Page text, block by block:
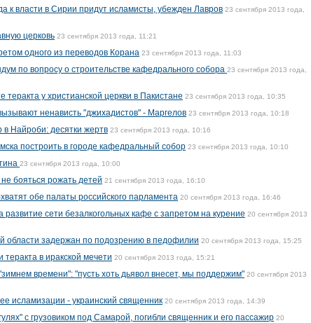
к власти в Сирии придут исламисты, убежден Лавров 23 сентября 2013 года,
церковь 23 сентября 2013 года, 11:21
одного из переводов Корана 23 сентября 2013 года, 11:03
по вопросу о строительстве кафедрального собора 23 сентября 2013 года,
теракта у христианской церкви в Пакистане 23 сентября 2013 года, 10:35
ненависть "джихадистов" - Маргелов 23 сентября 2013 года, 10:18
в Найроби: десятки жертв 23 сентября 2013 года, 10:16
построить в городе кафедральный собор 23 сентября 2013 года, 10:10
23 сентября 2013 года, 10:00
бояться рожать детей 21 сентября 2013 года, 16:10
обе палаты российского парламента 20 сентября 2013 года, 16:46
развитие сети безалкогольных кафе с запретом на курение 20 сентября 2013
области задержан по подозрению в педофилии 20 сентября 2013 года, 15:25
в иракской мечети 20 сентября 2013 года, 15:21
времени": "пусть хоть дьявол внесет, мы поддержим" 20 сентября 2013
исламизации - украинский священник 20 сентября 2013 года, 14:39
с грузовиком под Самарой, погибли священник и его пассажир 20